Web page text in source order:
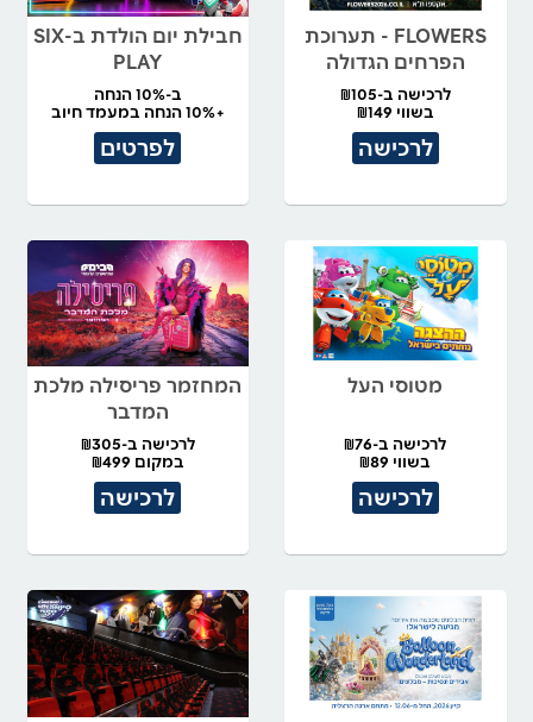
FLOWERS - תערוכת
הפרחים הגדולה
לרכישה ב-₪105
בשווי ₪149
לרכישה
חבילת יום הולדת ב-SIX
PLAY
ב-10% הנחה
+10% הנחה במעמד חיוב
לפרטים
מטוסי העל
לרכישה ב-₪76
בשווי ₪89
לרכישה
המחזמר פריסילה מלכת
המדבר
לרכישה ב-₪305
במקום ₪499
לרכישה